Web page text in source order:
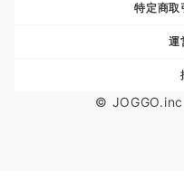
特定商取
運
©